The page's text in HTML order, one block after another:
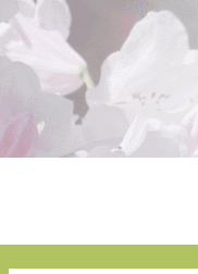
Ga
naar
de
inhoud